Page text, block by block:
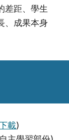
差距、學生
、成果本身
載)